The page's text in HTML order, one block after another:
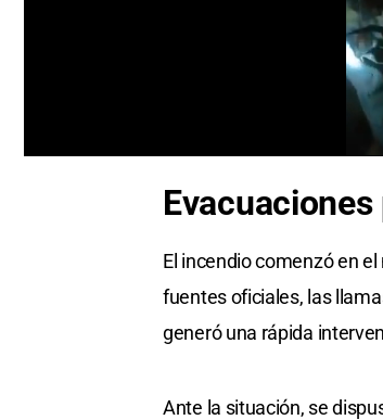
El incendio comenzó en
fuentes oficiales, las
generó una rápida
Ante la situación, se